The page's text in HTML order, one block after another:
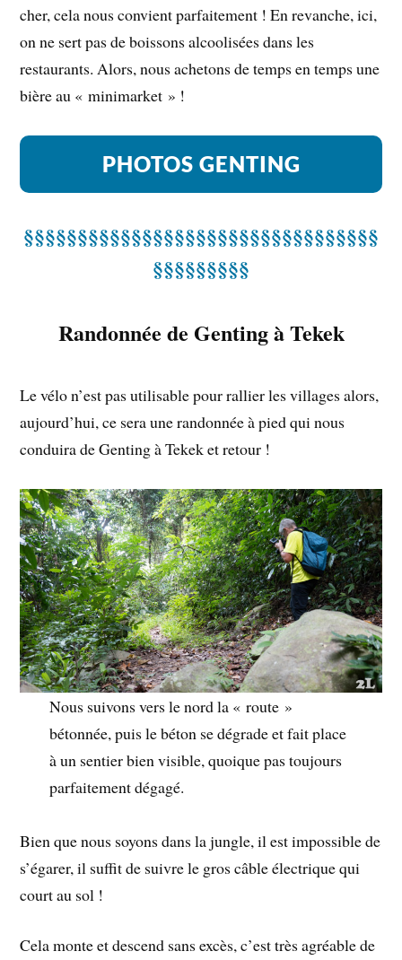
cher, cela nous convient parfaitement ! En revanche, ici,
on ne sert pas de boissons alcoolisées dans les
restaurants. Alors, nous achetons de temps en temps une
bière au « minimarket » !
PHOTOS GENTING
§§§§§§§§§§§§§§§§§§§§§§§§§§§§§§§§§
§§§§§§§§§
Randonnée de Genting à Tekek
Le vélo n’est pas utilisable pour rallier les villages alors,
aujourd’hui, ce sera une randonnée à pied qui nous
conduira de Genting à Tekek et retour !
Nous suivons vers le nord la « route »
bétonnée, puis le béton se dégrade et fait place
à un sentier bien visible, quoique pas toujours
parfaitement dégagé.
Bien que nous soyons dans la jungle, il est impossible de
s’égarer, il suffit de suivre le gros câble électrique qui
court au sol !
Cela monte et descend sans excès, c’est très agréable de